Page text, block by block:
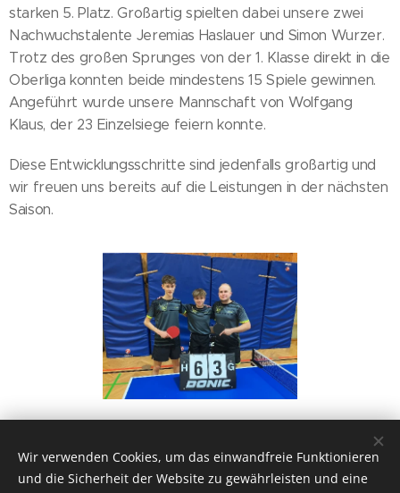
starken 5. Platz. Großartig spielten dabei unsere zwei
Nachwuchstalente Jeremias Haslauer und Simon Wurzer.
Trotz des großen Sprunges von der 1. Klasse direkt in die
Oberliga konnten beide mindestens 15 Spiele gewinnen.
Angeführt wurde unsere Mannschaft von Wolfgang
Klaus, der 23 Einzelsiege feiern konnte.
Diese Entwicklungsschritte sind jedenfalls großartig und
wir freuen uns bereits auf die Leistungen in der nächsten
Saison.
Wir verwenden Cookies, um das einwandfreie Funktionieren
und die Sicherheit der Website zu gewährleisten und eine